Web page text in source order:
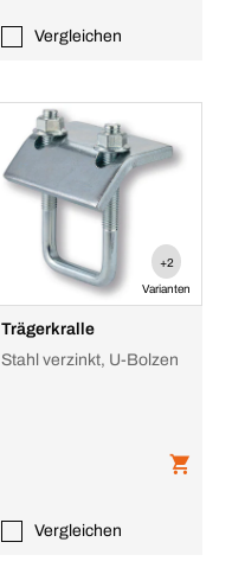
Vergleichen
+2
Varianten
Trägerkralle
Stahl verzinkt, U-Bolzen
Vergleichen